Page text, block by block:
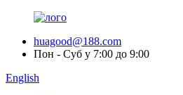
huagood@188.com
Пон - Суб у 7:00 до 9:00
English